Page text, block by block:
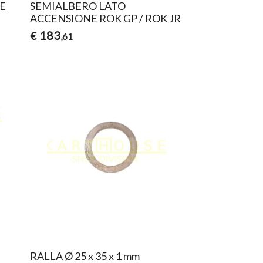
SEMIALBERO LATO
ACCENSIONE ROK GP / ROK JR
€ 183,61
RALLA Ø 25 x 35 x 1 mm